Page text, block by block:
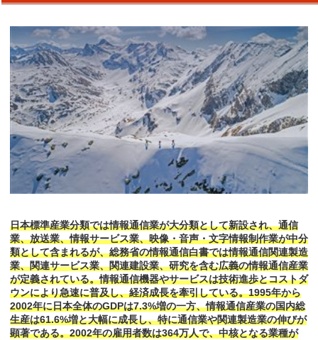
日本標準産業分類では情報通信業が大分類として新設され、通信
業、放送業、情報サービス業、映像・音声・文字情報制作業が中分
類として含まれるが、総務省の情報通信白書では情報通信関連製造
業、関連サービス業、関連建設業、研究を含む広義の情報通信産業
が定義されている。情報通信機器やサービスは技術進歩とコストダ
ウンにより急速に普及し、経済成長を牽引している。1995年から
2002年に日本全体のGDPは7.3%増の一方、情報通信産業の国内総
生産は61.6%増と大幅に成長し、特に通信業や関連製造業の伸びが
顕著である。2002年の雇用者数は364万人で、中核となる業種が